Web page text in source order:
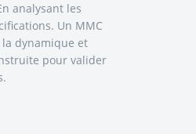
analysant les
Un MMC
dynamique et
pour valider